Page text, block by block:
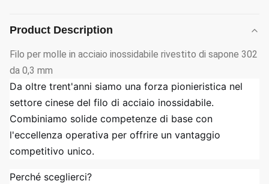
Product Description
Filo per molle in acciaio inossidabile rivestito di sapone 302
da 0,3 mm
Da oltre trent'anni siamo una forza pionieristica nel
settore cinese del filo di acciaio inossidabile.
Combiniamo solide competenze di base con
l'eccellenza operativa per offrire un vantaggio
competitivo unico.
Perché sceglierci?